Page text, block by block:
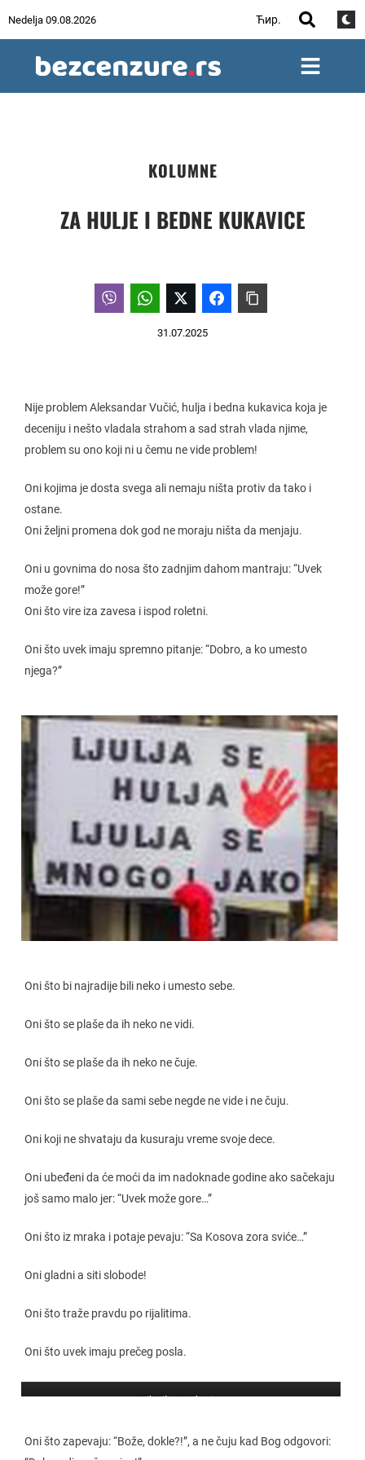
Nedelja 09.08.2026 Ћир.
KOLUMNE
ZA HULJE I BEDNE KUKAVICE
31.07.2025
Nije problem Aleksandar Vučić, hulja i bedna kukavica koja je
deceniju i nešto vladala strahom a sad strah vlada njime,
problem su ono koji ni u čemu ne vide problem!
Oni kojima je dosta svega ali nemaju ništa protiv da tako i
ostane.
Oni željni promena dok god ne moraju ništa da menjaju.
Oni u govnima do nosa što zadnjim dahom mantraju: “Uvek
može gore!”
Oni što vire iza zavesa i ispod roletni.
Oni što uvek imaju spremno pitanje: “Dobro, a ko umesto
njega?”
Oni što bi najradije bili neko i umesto sebe.
Oni što se plaše da ih neko ne vidi.
Oni što se plaše da ih neko ne čuje.
Oni što se plaše da sami sebe negde ne vide i ne čuju.
Oni koji ne shvataju da kusuraju vreme svoje dece.
Oni ubeđeni da će moći da im nadoknade godine ako sačekaju
još samo malo jer: “Uvek može gore…”
Oni što iz mraka i potaje pevaju: “Sa Kosova zora sviće…”
Oni gladni a siti slobode!
Oni što traže pravdu po rijalitima.
Oni što uvek imaju prečeg posla.
Mihailo Medenica
Oni što zapevaju: “Bože, dokle?!”, a ne čuju kad Bog odgovori: